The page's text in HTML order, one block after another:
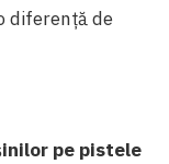
diferență de
pe pistele